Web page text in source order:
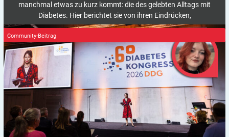
manchmal etwas zu kurz kommt: die des gelebten Alltags mit
Diabetes. Hier berichtet sie von ihren Eindrücken,
Community-Beitrag